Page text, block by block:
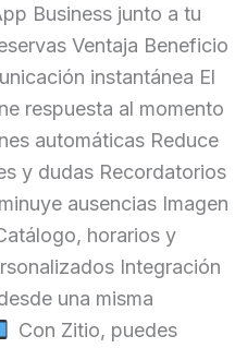
Business junto a tu
Ventaja Beneficio
instantánea El
respuesta al momento
automáticas Reduce
y dudas Recordatorios
ausencias Imagen
horarios y
Integración
una misma
Con Zitio, puedes